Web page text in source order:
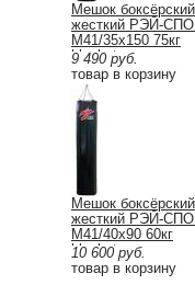
Мешок боксёрский
жесткий РЭЙ-
М41/35х150 75кг
blackstep
9 490 руб.
товар в корзину
Мешок боксёрский
жесткий РЭЙ-
М41/40х90 60кг
blackstep
10 600 руб.
товар в корзину